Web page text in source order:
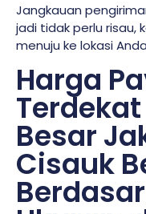
Jangkauan
jadi tidak perlu risau,
menuju ke lokasi
Harga
Besar
Cisauk